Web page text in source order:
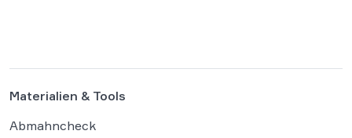
Materialien & Tools
Abmahncheck